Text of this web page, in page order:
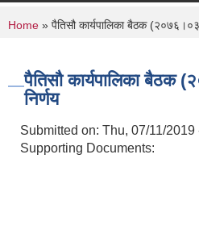
You are here
Home » पैतिसौ कार्यपालिका बैठक
पैतिसौ कार्यपालिका
निर्णय
Submitted on: Thu, 07/11/2019
Supporting Documents: